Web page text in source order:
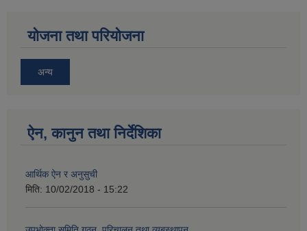
योजना तथा परियोजना
अन्य
ऐन, कानुन तथा निर्देशिका
आर्थिक ऐन र अनुसुची
मिति: 10/02/2018 - 15:22